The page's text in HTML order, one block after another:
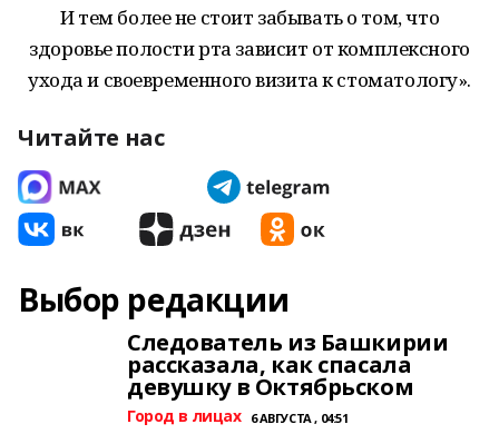
И тем более не стоит забывать о том, что
здоровье полости рта зависит от комплексного
ухода и своевременного визита к стоматологу».
Читайте нас
Выбор редакции
Следователь из Башкирии
рассказала, как спасала
девушку в Октябрьском
Город в лицах 6 АВГУСТА , 04:51